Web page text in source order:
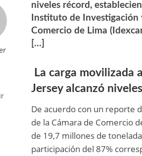
niveles récord,
Instituto de
Comercio de Lima
[…]
La carga movilizada
Jersey alcanzó
De acuerdo con un reporte
de la Cámara de Comercio
de 19,7 millones de
participación del 87%